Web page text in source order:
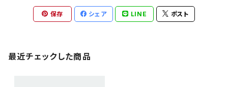
保存 シェア LINE ポスト
最近チェックした商品